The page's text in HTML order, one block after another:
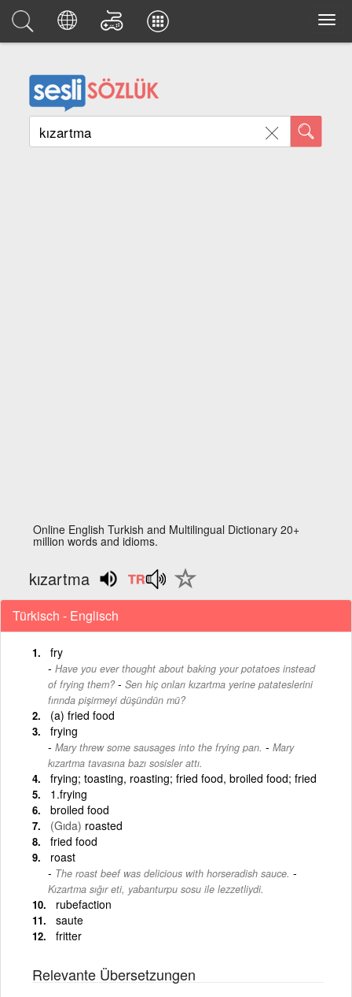
Online English Turkish and Multilingual Dictionary 20+
million words and idioms.
kızartma
Türkisch - Englisch
fry
Have you ever thought about baking your potatoes instead
of frying them? - Sen hiç onları kızartma yerine patateslerini
fırında pişirmeyi düşündün mü?
(a) fried food
frying
Mary threw some sausages into the frying pan. - Mary
kızartma tavasına bazı sosisler attı.
frying; toasting, roasting; fried food, broiled food; fried
1.frying
broiled food
(Gıda) roasted
fried food
roast
The roast beef was delicious with horseradish sauce. -
Kızartma sığır eti, yabanturpu sosu ile lezzetliydi.
rubefaction
saute
fritter
Relevante Übersetzungen